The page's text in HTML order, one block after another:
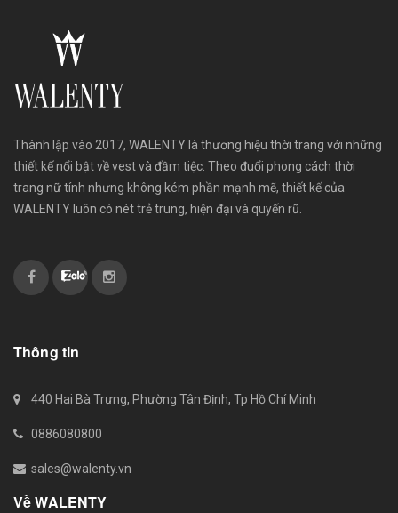
Thành lập vào 2017, WALENTY là thương hiệu thời trang với những
thiết kế nổi bật về vest và đầm tiệc. Theo đuổi phong cách thời
trang nữ tính nhưng không kém phần mạnh mẽ, thiết kế của
WALENTY luôn có nét trẻ trung, hiện đại và quyến rũ.
Thông tin
440 Hai Bà Trưng, Phường Tân Định, Tp Hồ Chí Minh
0886080800
sales@walenty.vn
Về WALENTY